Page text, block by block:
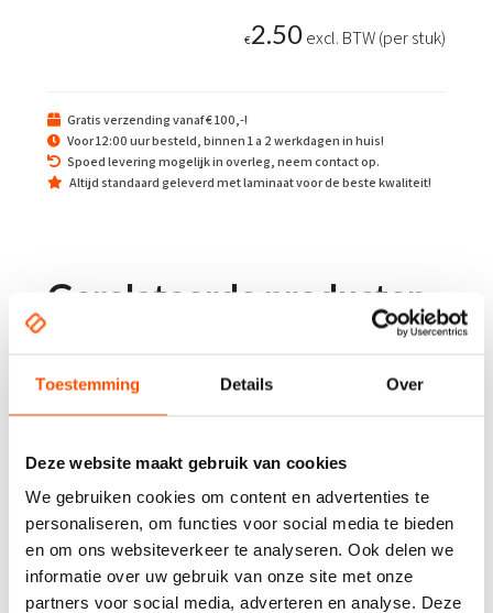
Toestemming Details Over
Deze website maakt gebruik van cookies
We gebruiken cookies om content en advertenties te
personaliseren, om functies voor social media te bieden
en om ons websiteverkeer te analyseren. Ook delen we
informatie over uw gebruik van onze site met onze
partners voor social media, adverteren en analyse. Deze
Gratis verzending vanaf € 100,-!
Voor 12:00 uur besteld, binnen 1 a 2 werkdagen in huis!
Spoed levering mogelijk in overleg, neem contact op.
Altijd standaard geleverd met laminaat voor de beste kwaliteit!
€2.50excl. BTW (per stuk)
Gerelateerde producten
Cijfer sticker 5
Cijfer sticker 3